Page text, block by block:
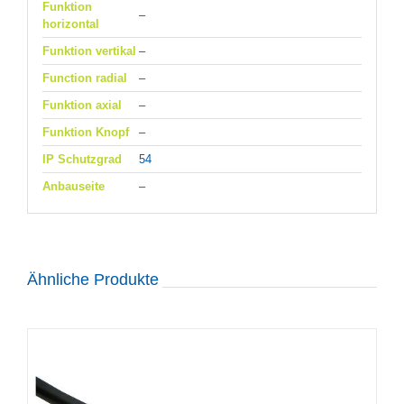
Funktion
horizontal
–
Funktion vertikal –
Function radial
–
Funktion axial
–
Funktion Knopf
–
IP Schutzgrad
54
Anbauseite
–
Ähnliche Produkte